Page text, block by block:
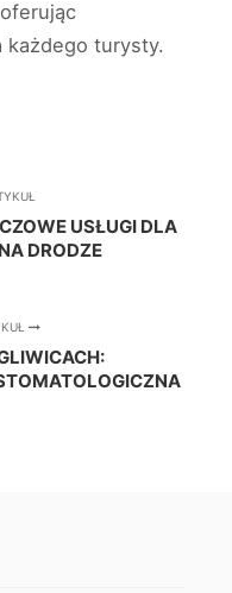
każdego turysty.
USŁUGI DLA
DRODZE